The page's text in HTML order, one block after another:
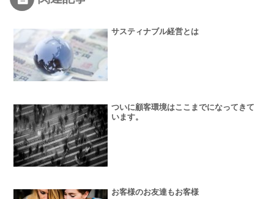
サスティナブル経営とは
ついに顧客環境はここまでになってきて
います。
お客様のお友達もお客様